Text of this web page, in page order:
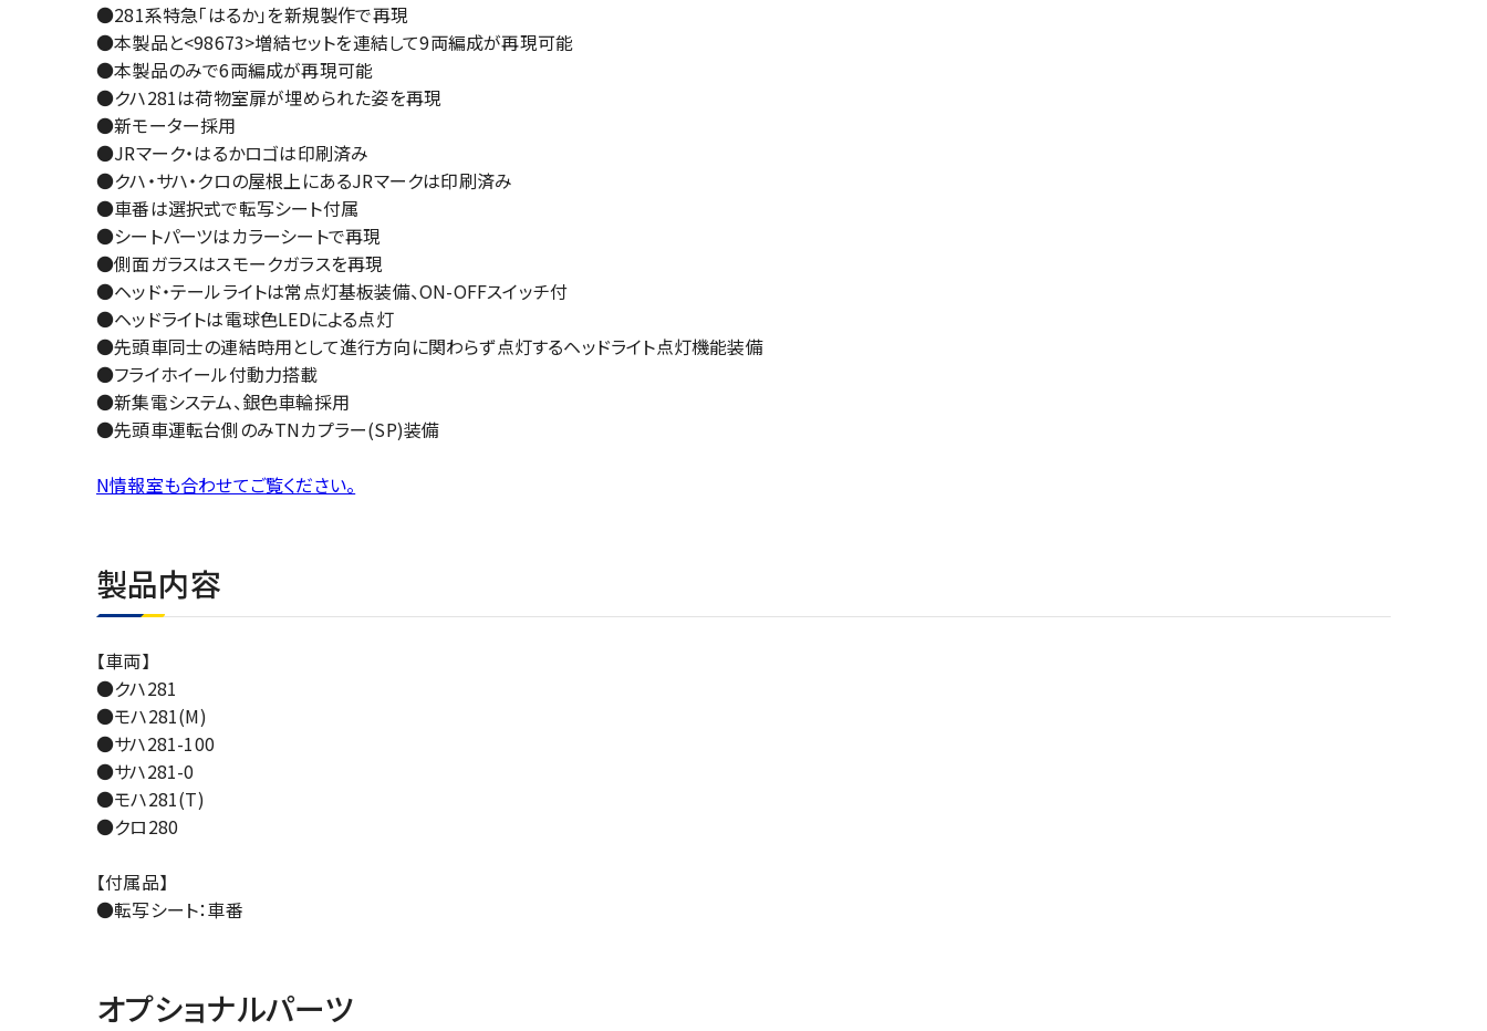
●281系特急「はるか」を新規製作で再現
●本製品と<98673>増結セットを連結して9両編成が再現可能
●本製品のみで6両編成が再現可能
●クハ281は荷物室扉が埋められた姿を再現
●新モーター採用
●JRマーク・はるかロゴは印刷済み
●クハ・サハ・クロの屋根上にあるJRマークは印刷済み
●車番は選択式で転写シート付属
●シートパーツはカラーシートで再現
●側面ガラスはスモークガラスを再現
●ヘッド・テールライトは常点灯基板装備、ON-OFFスイッチ付
●ヘッドライトは電球色LEDによる点灯
●先頭車同士の連結時用として進行方向に関わらず点灯するヘッドライト点灯機能装備
●フライホイール付動力搭載
●新集電システム、銀色車輪採用
●先頭車運転台側のみTNカプラー(SP)装備
N情報室も合わせてご覧ください。
製品内容
【車両】
●クハ281
●モハ281(M)
●サハ281-100
●サハ281-0
●モハ281(T)
●クロ280
【付属品】
●転写シート：車番
オプショナルパーツ